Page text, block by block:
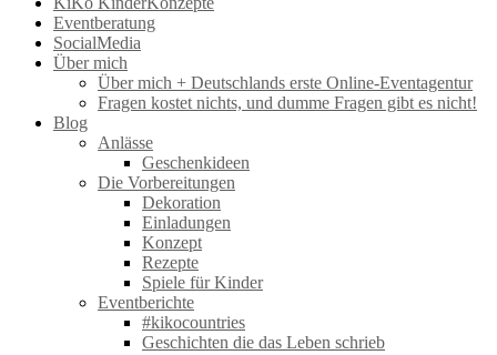
Eventberatung
SocialMedia
Über mich
Über mich + Deutschlands erste Online-Eventagentur
Fragen kostet nichts, und dumme Fragen gibt es nicht!
Blog
Anlässe
Geschenkideen
Die Vorbereitungen
Dekoration
Einladungen
Konzept
Rezepte
Spiele für Kinder
Eventberichte
#kikocountries
Geschichten die das Leben schrieb